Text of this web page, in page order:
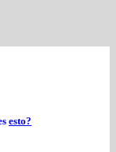
esto?